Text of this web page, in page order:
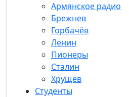
Армянское радио
Брежнев
Горбачёв
Ленин
Пионеры
Сталин
Хрущёв
Студенты